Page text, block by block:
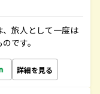
、旅人として一度は
です。
詳細を見る